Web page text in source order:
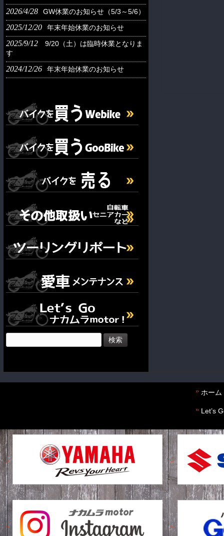
2026/4/28 GW休業のお知らせ（5/3～5/6）
2025/12/20 年末年始休業のお知らせ
2025/9/12
9/20（土）は臨時休業となりま
す
2024/12/26 年末年始休業のお知らせ
ホーム
Let’s